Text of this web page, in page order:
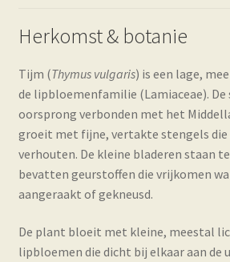
Herkomst & botanie
Tijm (Thymus vulgaris) is een lage,
de lipbloemenfamilie (Lamiaceae). De
oorsprong verbonden met het
groeit met fijne, vertakte stengels die
verhouten. De kleine bladeren staan
bevatten geurstoffen die vrijkomen
aangeraakt of gekneusd.
De plant bloeit met kleine, meestal
lipbloemen die dicht bij elkaar aan de